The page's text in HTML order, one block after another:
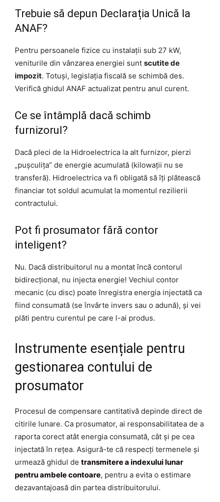
Trebuie să depun Declarația Unică la
ANAF?
Pentru persoanele fizice cu instalații sub 27 kW,
veniturile din vânzarea energiei sunt scutite de
impozit. Totuși, legislația fiscală se schimbă des.
Verifică ghidul ANAF actualizat pentru anul curent.
Ce se întâmplă dacă schimb
furnizorul?
Dacă pleci de la Hidroelectrica la alt furnizor, pierzi
„pușculița” de energie acumulată (kilowații nu se
transferă). Hidroelectrica va fi obligată să îți plătească
financiar tot soldul acumulat la momentul rezilierii
contractului.
Pot fi prosumator fără contor
inteligent?
Nu. Dacă distribuitorul nu a montat încă contorul
bidirecțional, nu injecta energie! Vechiul contor
mecanic (cu disc) poate înregistra energia injectată ca
fiind consumată (se învârte invers sau o adună), și vei
plăti pentru curentul pe care l-ai produs.
Instrumente esențiale pentru
gestionarea contului de
prosumator
Procesul de compensare cantitativă depinde direct de
citirile lunare. Ca prosumator, ai responsabilitatea de a
raporta corect atât energia consumată, cât și pe cea
injectată în rețea. Asigură-te că respecți termenele și
urmează ghidul de transmitere a indexului lunar
pentru ambele contoare, pentru a evita o estimare
dezavantajoasă din partea distribuitorului.